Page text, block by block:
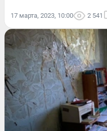
17 марта, 2023, 10:00 2 541